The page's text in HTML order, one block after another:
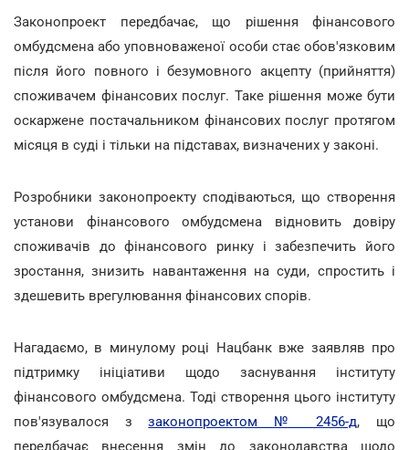
Законопроект передбачає, що рішення фінансового
омбудсмена або уповноваженої особи стає обов'язковим
після його повного і безумовного акцепту (прийняття)
споживачем фінансових послуг. Таке рішення може бути
оскаржене постачальником фінансових послуг протягом
місяця в суді і тільки на підставах, визначених у законі.
Розробники законопроекту сподіваються, що створення
установи фінансового омбудсмена відновить довіру
споживачів до фінансового ринку і забезпечить його
зростання, знизить навантаження на суди, спростить і
здешевить врегулювання фінансових спорів.
Нагадаємо, в минулому році Нацбанк вже заявляв про
підтримку ініціативи щодо заснування інституту
фінансового омбудсмена. Тоді створення цього інституту
пов'язувалося ззаконопроектом № 2456-д, що
передбачає внесення змін до законодавства щодо